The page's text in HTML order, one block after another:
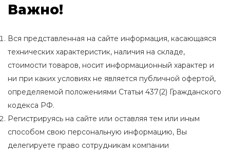
Важно!
Вся представленная на сайте информация, касающаяся
технических характеристик, наличия на складе,
стоимости товаров, носит информационный характер и
ни при каких условиях не является публичной офертой,
определяемой положениями Статьи 437(2) Гражданского
кодекса РФ.
Регистрируясь на сайте или оставляя тем или иным
способом свою персональную информацию, Вы
делегируете право сотрудникам компании